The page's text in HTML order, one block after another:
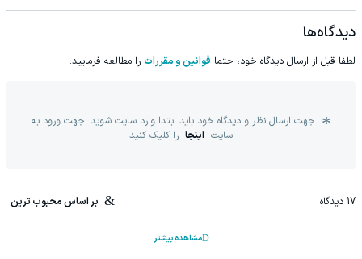
دیدگاه‌ها
لطفا قبل از ارسال دیدگاه خود، حتما قوانین و مقررات را مطالعه فرمایید.
جهت ارسال نظر و دیدگاه خود باید ابتدا وارد سایت شوید. جهت ورود به
سایت اینجا را کلیک کنید
17 دیدگاه بر اساس محبوب ترین
مشاهده بیشتر